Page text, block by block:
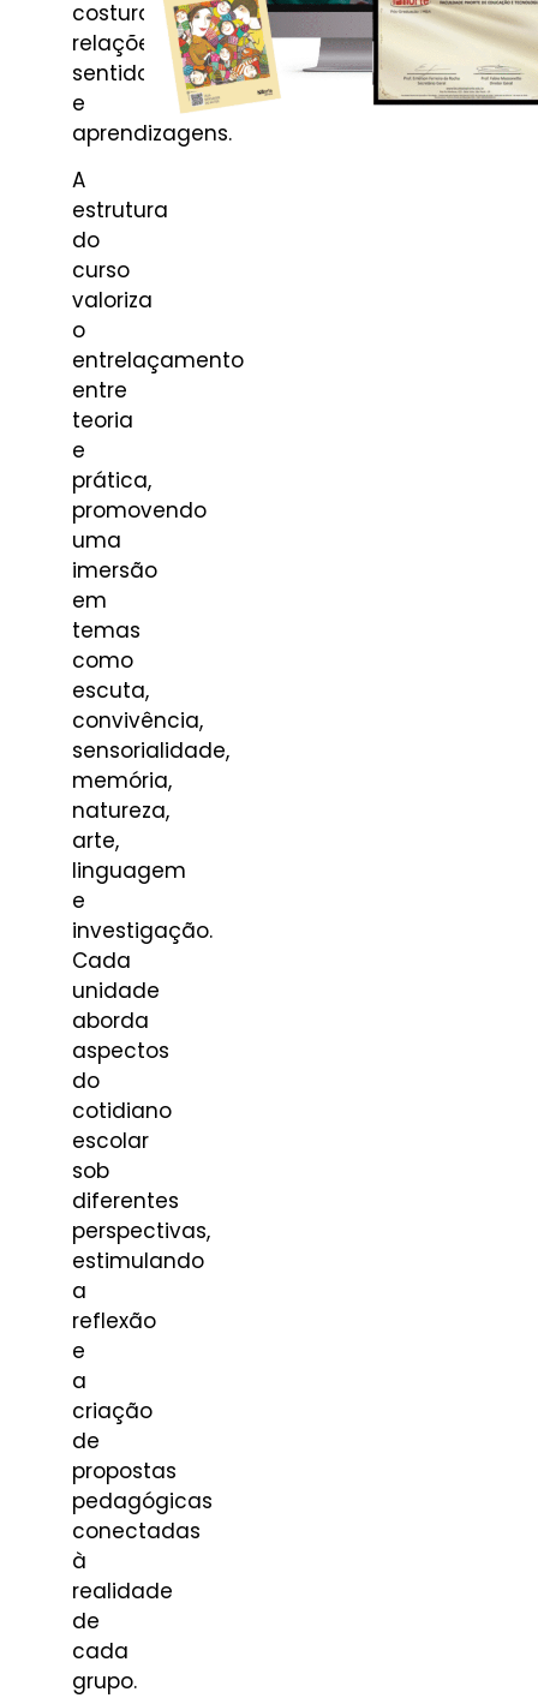
costurando
relações,
sentidos
e
aprendizagens.
A
estrutura
do
curso
valoriza
o
entrelaçamento
entre
teoria
e
prática,
promovendo
uma
imersão
em
temas
como
escuta,
convivência,
sensorialidade,
memória,
natureza,
arte,
linguagem
e
investigação.
Cada
unidade
aborda
aspectos
do
cotidiano
escolar
sob
diferentes
perspectivas,
estimulando
a
reflexão
e
a
criação
de
propostas
pedagógicas
conectadas
à
realidade
de
cada
grupo.